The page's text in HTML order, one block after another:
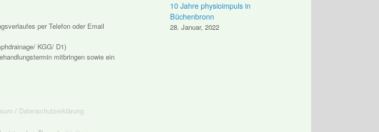
per Telefon oder Email
KGG/ D1)
mitbringen sowie ein
10 Jahre physioimpuls in
Büchenbronn
28. Januar, 2022
/ Datenschutzerklärung